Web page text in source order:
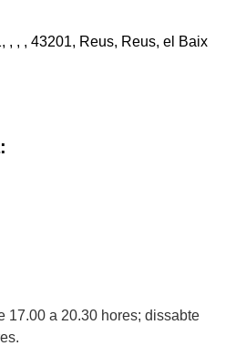
, , , 43201, Reus, Reus, el Baix
17.00 a 20.30 hores; dissabte